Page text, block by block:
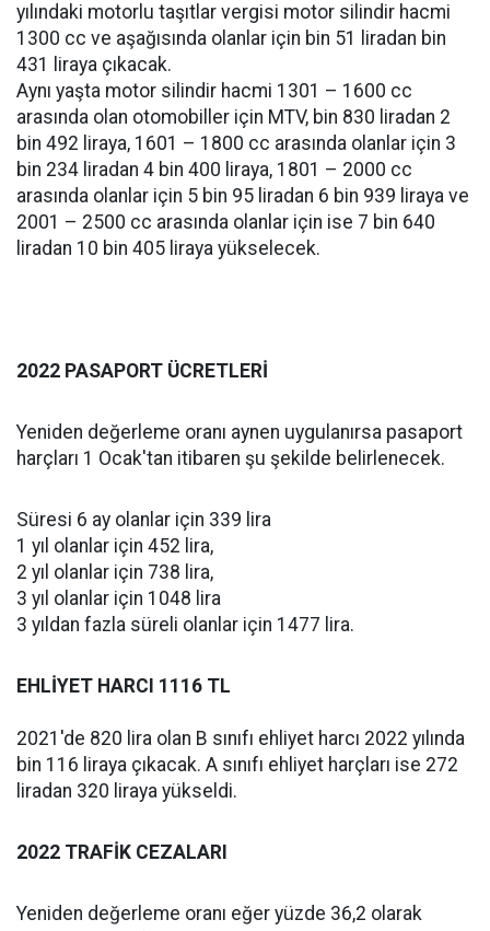
yılındaki motorlu taşıtlar vergisi motor silindir hacmi
1300 cc ve aşağısında olanlar için bin 51 liradan bin
431 liraya çıkacak.
Aynı yaşta motor silindir hacmi 1301 – 1600 cc
arasında olan otomobiller için MTV, bin 830 liradan 2
bin 492 liraya, 1601 – 1800 cc arasında olanlar için 3
bin 234 liradan 4 bin 400 liraya, 1801 – 2000 cc
arasında olanlar için 5 bin 95 liradan 6 bin 939 liraya ve
2001 – 2500 cc arasında olanlar için ise 7 bin 640
liradan 10 bin 405 liraya yükselecek.
2022 PASAPORT ÜCRETLERİ
Yeniden değerleme oranı aynen uygulanırsa pasaport
harçları 1 Ocak'tan itibaren şu şekilde belirlenecek.
Süresi 6 ay olanlar için 339 lira
1 yıl olanlar için 452 lira,
2 yıl olanlar için 738 lira,
3 yıl olanlar için 1048 lira
3 yıldan fazla süreli olanlar için 1477 lira.
EHLİYET HARCI 1116 TL
2021'de 820 lira olan B sınıfı ehliyet harcı 2022 yılında
bin 116 liraya çıkacak. A sınıfı ehliyet harçları ise 272
liradan 320 liraya yükseldi.
2022 TRAFİK CEZALARI
Yeniden değerleme oranı eğer yüzde 36,2 olarak